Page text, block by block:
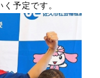
予定です。